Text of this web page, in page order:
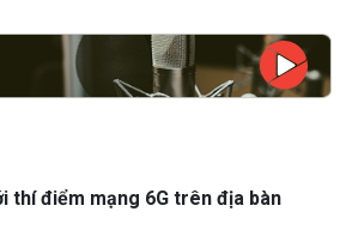
thí điểm mạng 6G trên địa bàn